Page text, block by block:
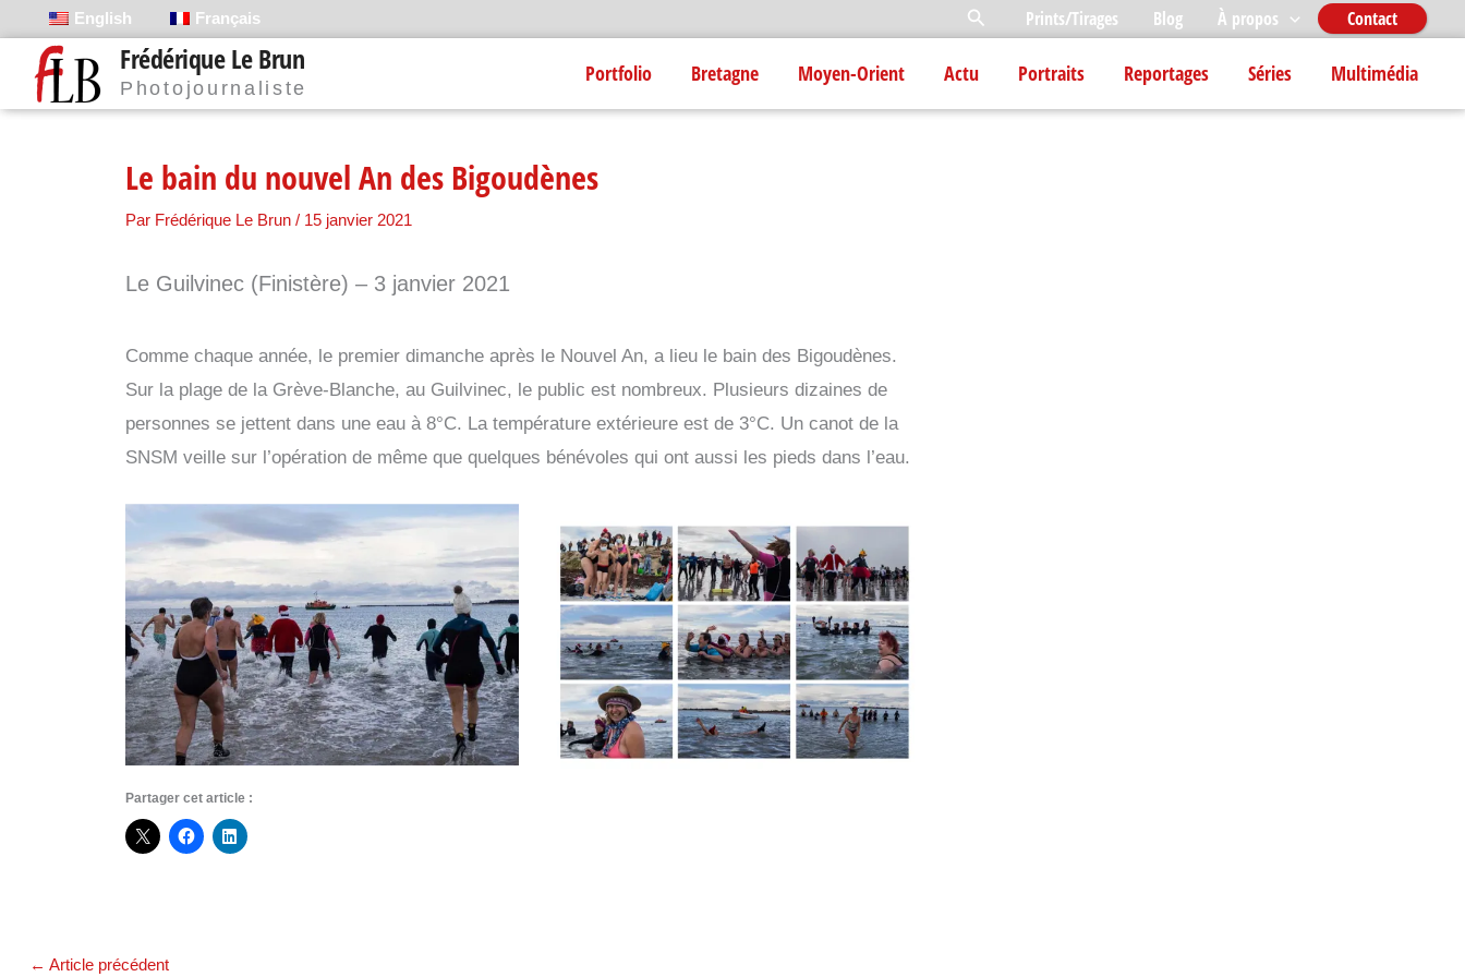
au
contenu
English Français RechercherPrints/Tirages Blog À propos Contact
Frédérique Le Brun
Photojournaliste
Portfolio Bretagne Moyen-Orient Actu Portraits Reportages Séries Multimédia
Le bain du nouvel An des Bigoudènes
Par Frédérique Le Brun / 15 janvier 2021
Le Guilvinec (Finistère) – 3 janvier 2021
Comme chaque année, le premier dimanche après le Nouvel An, a lieu le bain des Bigoudènes.
Sur la plage de la Grève-Blanche, au Guilvinec, le public est nombreux. Plusieurs dizaines de
personnes se jettent dans une eau à 8°C. La température extérieure est de 3°C. Un canot de la
SNSM veille sur l’opération de même que quelques bénévoles qui ont aussi les pieds dans l’eau.
Partager cet article :
← Article précédent